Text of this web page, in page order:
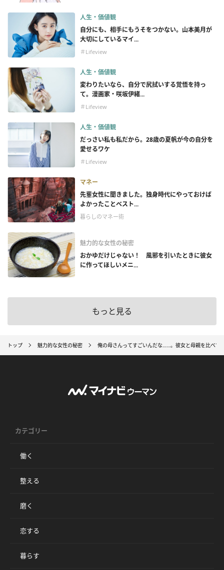
人生・価値観
自分にも、相手にもうそをつかない。山本美月が
大切にしているマイ...
＃Lifeview
人生・価値観
変わりたいなら、自分で尻拭いする覚悟を持っ
て。漫画家・咲坂伊緒...
＃Lifeview
人生・価値観
だっさい私も私だから。28歳の夏帆が今の自分を
愛せるワケ
＃Lifeview
マネー
先輩女性に聞きました。独身時代にやっておけば
よかったことベスト...
暮らしのマネー術
魅力的な女性の秘密
おかゆだけじゃない！ 風邪を引いたときに彼女
に作ってほしいメニ...
もっと見る
トップ 魅力的な女性の秘密 俺の母さんってすごいんだな……。彼女と母親を比べて
カテゴリー
働く
整える
磨く
恋する
暮らす